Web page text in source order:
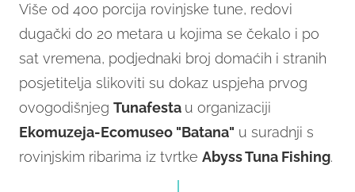
Više od 400 porcija rovinjske tune, redovi
dugački do 20 metara u kojima se čekalo i po
sat vremena, podjednaki broj domaćih i stranih
posjetitelja slikoviti su dokaz uspjeha prvog
ovogodišnjeg Tunafesta u organizaciji
Ekomuzeja-Ecomuseo "Batana" u suradnji s
rovinjskim ribarima iz tvrtke Abyss Tuna Fishing.